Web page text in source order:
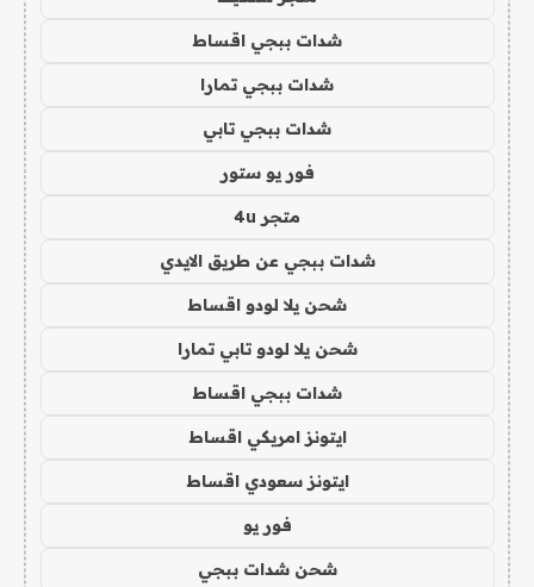
شدات ببجي اقساط
شدات ببجي تمارا
شدات ببجي تابي
فور يو ستور
متجر 4u
شدات ببجي عن طريق الايدي
شحن يلا لودو اقساط
شحن يلا لودو تابي تمارا
شدات ببجي اقساط
ايتونز امريكي اقساط
ايتونز سعودي اقساط
فور يو
شحن شدات ببجي